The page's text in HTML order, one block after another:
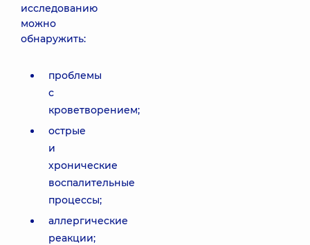
исследованию
можно
обнаружить:
проблемы
с
кроветворением;
острые
и
хронические
воспалительные
процессы;
аллергические
реакции;